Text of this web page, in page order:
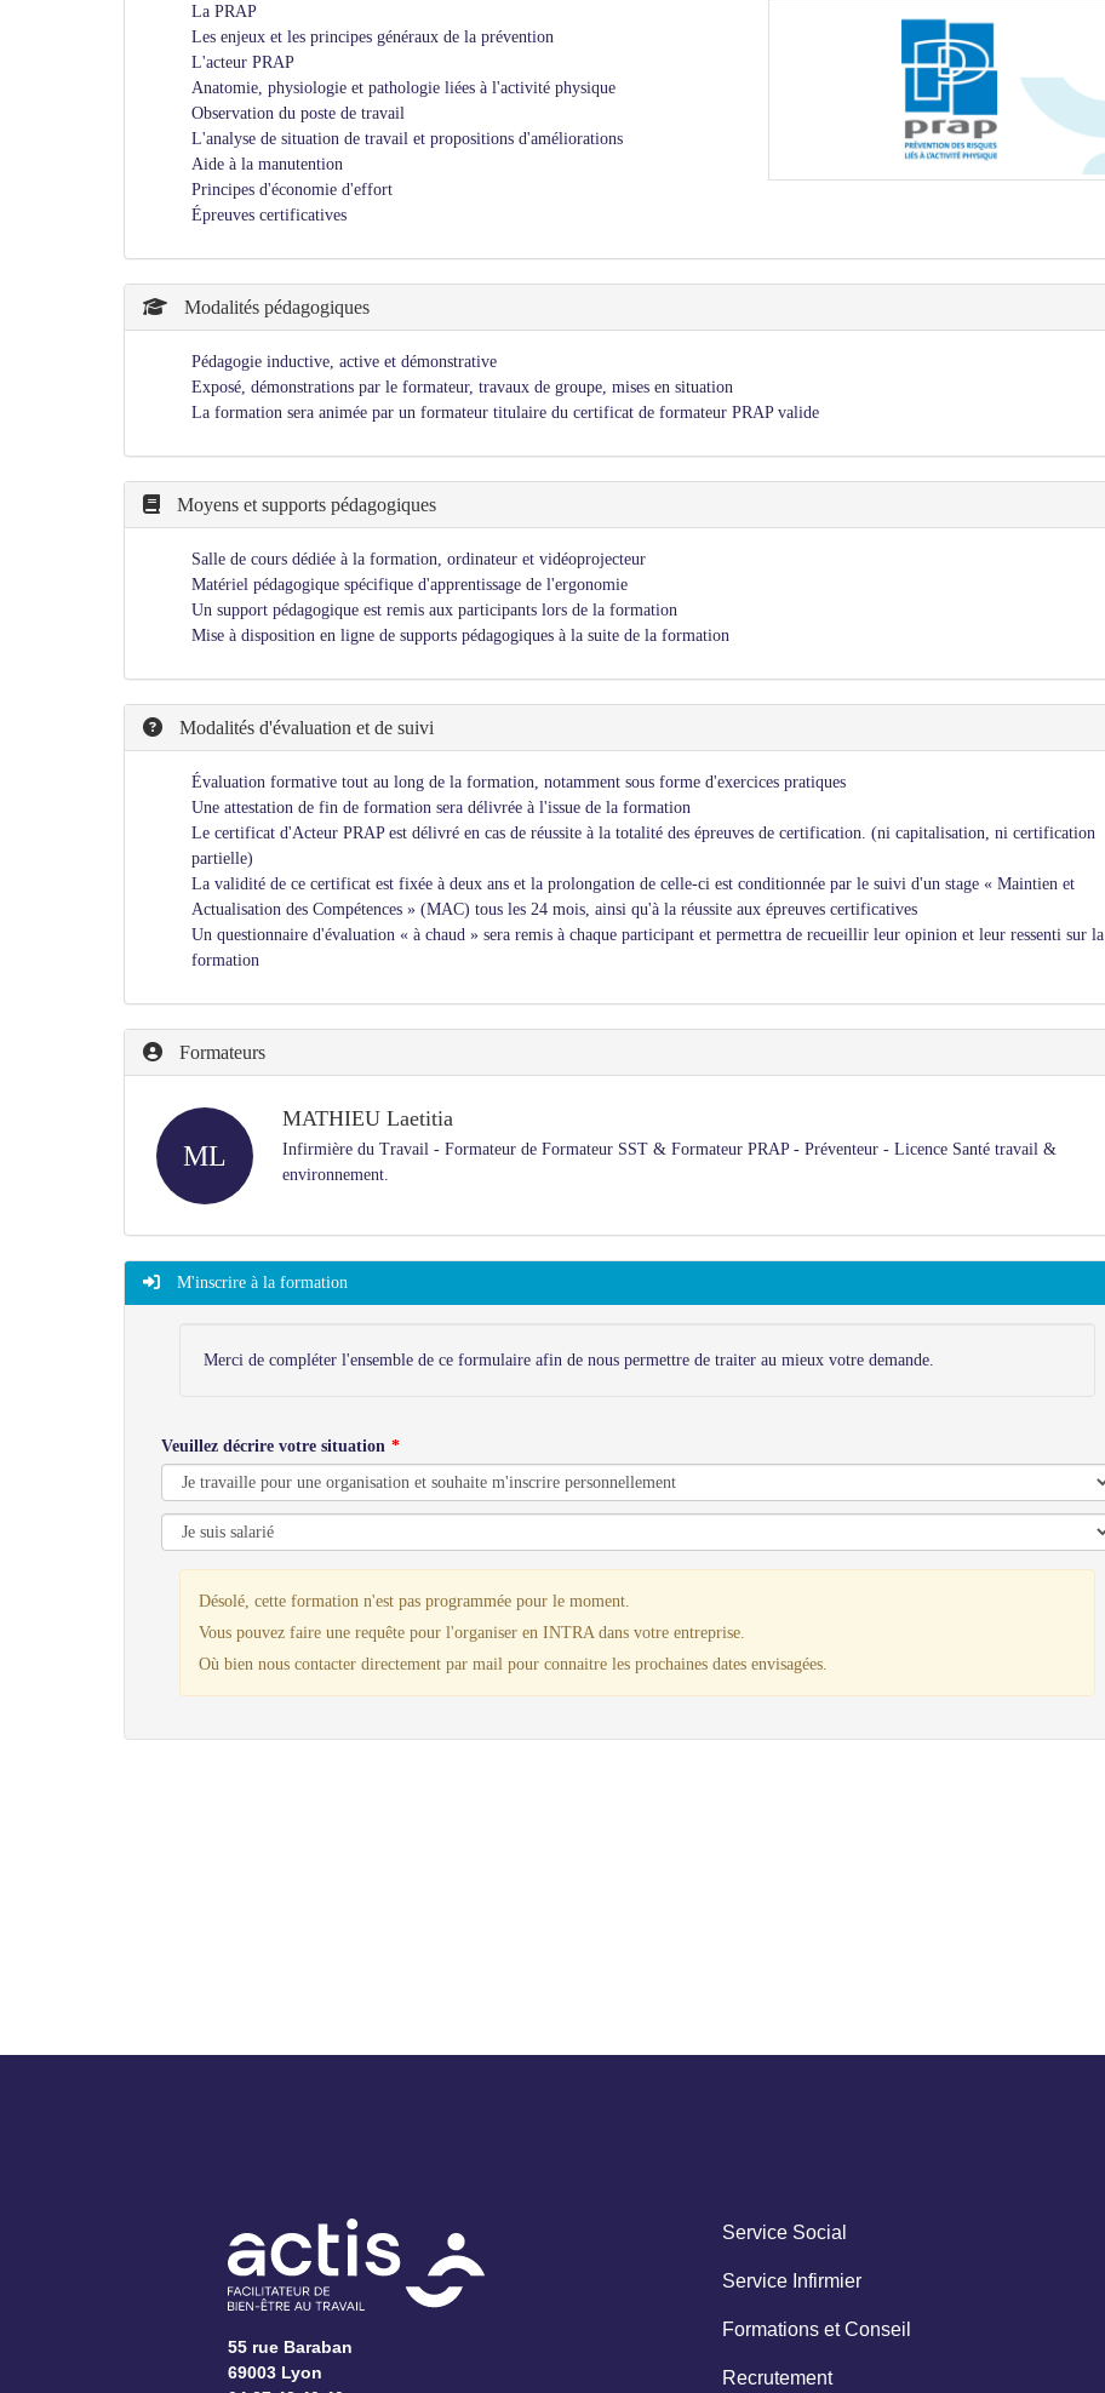
La PRAP
Les enjeux et les principes généraux de la prévention
L'acteur PRAP
Anatomie, physiologie et pathologie liées à l'activité physique
Observation du poste de travail
L'analyse de situation de travail et propositions d'améliorations
Aide à la manutention
Principes d'économie d'effort
Épreuves certificatives
Modalités pédagogiques
Pédagogie inductive, active et démonstrative
Exposé, démonstrations par le formateur, travaux de groupe, mises en situation
La formation sera animée par un formateur titulaire du certificat de formateur PRAP valide
Moyens et supports pédagogiques
Salle de cours dédiée à la formation, ordinateur et vidéoprojecteur
Matériel pédagogique spécifique d'apprentissage de l'ergonomie
Un support pédagogique est remis aux participants lors de la formation
Mise à disposition en ligne de supports pédagogiques à la suite de la formation
Modalités d'évaluation et de suivi
Évaluation formative tout au long de la formation, notamment sous forme d'exercices pratiques
Une attestation de fin de formation sera délivrée à l'issue de la formation
Le certificat d'Acteur PRAP est délivré en cas de réussite à la totalité des épreuves de certification. (ni capitalisation, ni certification
partielle)
La validité de ce certificat est fixée à deux ans et la prolongation de celle-ci est conditionnée par le suivi d'un stage « Maintien et
Actualisation des Compétences » (MAC) tous les 24 mois, ainsi qu'à la réussite aux épreuves certificatives
Un questionnaire d'évaluation « à chaud » sera remis à chaque participant et permettra de recueillir leur opinion et leur ressenti sur la
formation
Formateurs
ML
MATHIEU Laetitia
Infirmière du Travail - Formateur de Formateur SST & Formateur PRAP - Préventeur - Licence Santé travail &
environnement.
M'inscrire à la formation
Merci de compléter l'ensemble de ce formulaire afin de nous permettre de traiter au mieux votre demande.
Veuillez décrire votre situation
Désolé, cette formation n'est pas programmée pour le moment.
Vous pouvez faire une requête pour l'organiser en INTRA dans votre entreprise.
Où bien nous contacter directement par mail pour connaitre les prochaines dates envisagées.
55 rue Baraban
69003 Lyon
Service Social
Service Infirmier
Formations et Conseil
Recrutement